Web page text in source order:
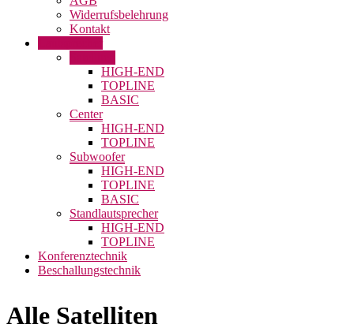
Widerrufsbelehrung
Kontakt
HIGH-END
TOPLINE
BASIC
Center
HIGH-END
TOPLINE
Subwoofer
HIGH-END
TOPLINE
BASIC
Standlautsprecher
HIGH-END
TOPLINE
Konferenztechnik
Beschallungstechnik
Alle Satelliten